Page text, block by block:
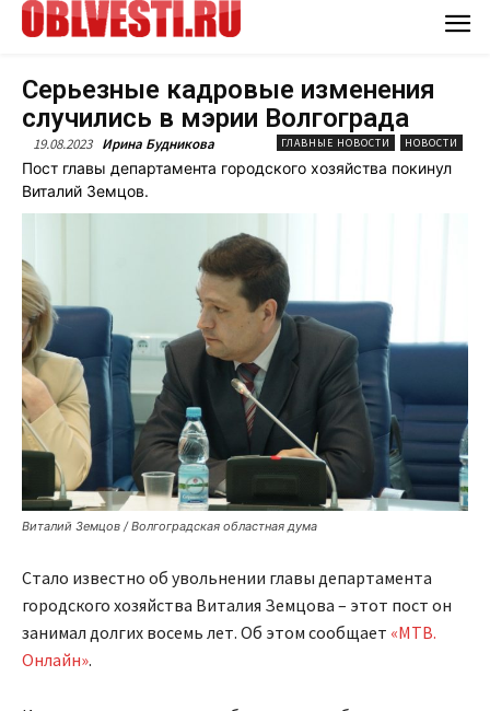
Серьезные кадровые изменения
случились в мэрии Волгограда
19.08.2023 Ирина Будникова ГЛАВНЫЕ НОВОСТИ НОВОСТИ
Пост главы департамента городского хозяйства покинул
Виталий Земцов.
Виталий Земцов / Волгоградская областная дума
Стало известно об увольнении главы департамента
городского хозяйства Виталия Земцова – этот пост он
занимал долгих восемь лет. Об этом сообщает «МТВ.
Онлайн».